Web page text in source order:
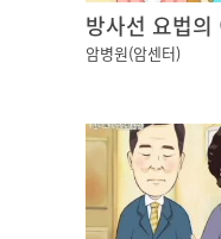
방사선 요법의
암병원(암센터)